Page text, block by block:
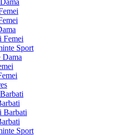
Femei
Sport
Dama
Barbati
Sport